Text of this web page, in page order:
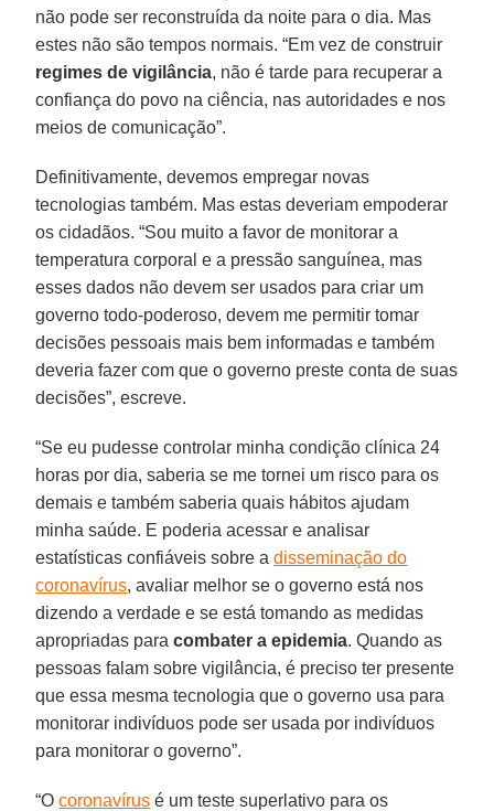
não pode ser reconstruída da noite para o dia. Mas
estes não são tempos normais. “Em vez de construir
regimes de vigilância, não é tarde para recuperar a
confiança do povo na ciência, nas autoridades e nos
meios de comunicação”.
Definitivamente, devemos empregar novas
tecnologias também. Mas estas deveriam empoderar
os cidadãos. “Sou muito a favor de monitorar a
temperatura corporal e a pressão sanguínea, mas
esses dados não devem ser usados para criar um
governo todo-poderoso, devem me permitir tomar
decisões pessoais mais bem informadas e também
deveria fazer com que o governo preste conta de suas
decisões”, escreve.
“Se eu pudesse controlar minha condição clínica 24
horas por dia, saberia se me tornei um risco para os
demais e também saberia quais hábitos ajudam
minha saúde. E poderia acessar e analisar
estatísticas confiáveis sobre adisseminação do
coronavírus, avaliar melhor se o governo está nos
dizendo a verdade e se está tomando as medidas
apropriadas paracombater a epidemia. Quando as
pessoas falam sobre vigilância, é preciso ter presente
que essa mesma tecnologia que o governo usa para
monitorar indivíduos pode ser usada por indivíduos
para monitorar o governo”.
“Ocoronavírus é um teste superlativo para os